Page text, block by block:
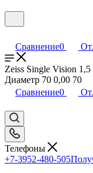
Сравнение0
Zeiss Single Vision
Диаметр 70 0,00 70
Сравнение0
Телефоны
+7-3952-480-505